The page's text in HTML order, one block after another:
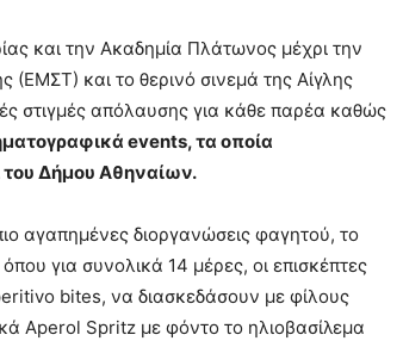
και την Ακαδημία Πλάτωνος μέχρι την
και το θερινό σινεμά της Αίγλης
στιγμές απόλαυσης για κάθε παρέα καθώς
events, τα οποία
του Δήμου Αθηναίων.
αγαπημένες διοργανώσεις φαγητού, το
όπου για συνολικά 14 μέρες, οι επισκέπτες
bites, να διασκεδάσουν με φίλους
Aperol Spritz με φόντο το ηλιοβασίλεμα